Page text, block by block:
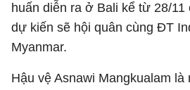
huấn diễn ra ở Bali kể từ 28/11
dự kiến sẽ hội quân cùng ĐT
Myanmar.
Hậu vệ Asnawi Mangkualam